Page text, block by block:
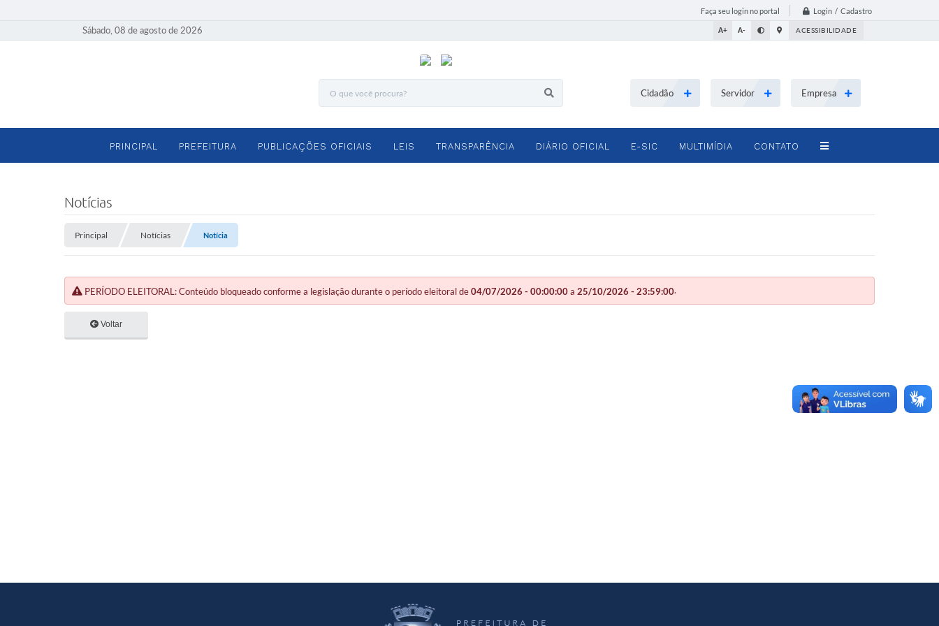
Faça seu login no portal Login / Cadastro
Sábado, 08 de agosto de 2026 A+ A- ACESSIBILIDADE
Cidadão Servidor Empresa
PRINCIPAL PREFEITURA PUBLICAÇÕES OFICIAIS LEIS TRANSPARÊNCIA DIÁRIO OFICIAL E-SIC MULTIMÍDIA CONTATO
Notícias
Principal Notícias Notícia
PERÍODO ELEITORAL: Conteúdo bloqueado conforme a legislação durante o período eleitoral de04/07/2026 - 00:00:00a 25/10/2026 - 23:59:00.
Voltar